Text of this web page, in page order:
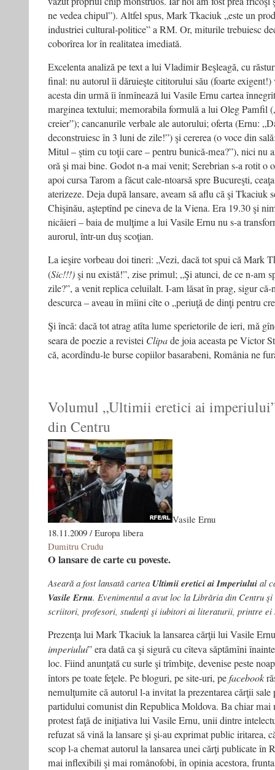
ne vedea chipul”). Altfel spus, Mark Tkaciuk „este un
industriei cultural-politice” a RM. Or, miturile trebuiesc
coborîrea lor în realitatea imediată.
Excelenta analiză pe text a lui Vladimir Beşleagă, cu
final: nu autorul îi dăruieşte cititorului său (foarte
acesta din urmă îi înmînează lui Vasile Ernu cartea
marginea textului; memorabila formulă a lui Oleg Pamfil
creier”); cancanurile verbale ale autorului; oferta (Ernu:
deconstruiesc în 3 luni de zile!”) şi cererea (o voce din
Mitul – ştim cu toţii care – pentru bunică-mea?”), nici nu
oră şi mai bine. Godot n-a mai venit; Serebrian s-a rotit o
apoi cursa Tarom a făcut cale-ntoarsă spre Bucureşti,
aterizeze. Deja după lansare, aveam să aflu că şi Tkaciuk
Chişinău, aşteptînd pe cineva de la Viena. Era 19.30 şi
nicăieri – baia de mulţime a lui Vasile Ernu nu s-a
aurorul, într-un duş scoţian.
La ieşire vorbeau doi tineri: „Vezi, dacă tot spui că Mark
(Sic!!!)şi nu există!”, zise primul; „Şi atunci, de ce n-am
zile?”, a venit replica celuilalt. I-am lăsat în prag, sigur
descurca – aveau în mîini cîte o „periuţă de dinţi pentru
Şi încă: dacă tot atrag atîta lume sperietorile de ieri, mă
seara de poezie a revistei Clipade joia aceasta pe Victor
că, acordîndu-le burse copiilor basarabeni, România ne
Volumul „Ultimii eretici ai
din Centru
Vasile Ernu
18.11.2009 / Europa libera
Dumitru Crudu
O lansare de carte cu poveste.
Aseară a fost lansată cartea Ultimii eretici ai Imperiului al
Vasile Ernu. Evenimentul a avut loc la Librăria din Centru şi
scriitori, profesori, studenţi şi iubitori ai literaturii, printre ei
Prezenţa lui Mark Tkaciuk la lansarea cărţii lui Vasile
imperiului” era dată ca şi sigură cu cîteva săptămîni
loc. Fiind anunţată cu surle şi trîmbiţe, devenise peste
întors pe toate feţele. Pe bloguri, pe site-uri, pefacebook
nemulţumite că autorul l-a invitat la prezentarea cărţii
partidului comunist din Republica Moldova. Ba chiar mai
protest faţă de iniţiativa lui Vasile Ernu, unii dintre
refuzat să vină la lansare şi şi-au exprimat public iritarea,
scop l-a chemat autorul la lansarea unei cărţi publicate în
mai inflexibili şi mai românofobi, în opinia acestora,